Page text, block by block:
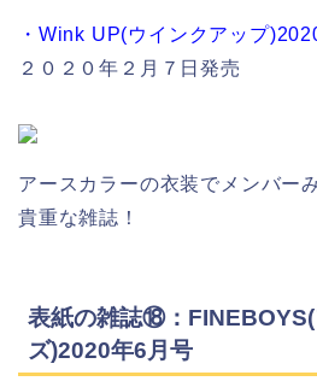
・Wink UP(ウインクアップ
２０２０年２月７日発売
アースカラーの衣装でメンバー
貴重な雑誌！
表紙の雑誌⑱：FINEBOYS(
ズ)2020年6月号